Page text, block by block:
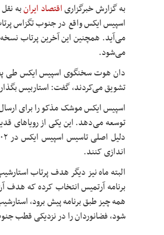
به گزارش خبرگزاریاقتصاد ایرانبه
اسپیس ایکس واقع در جنوب تگزاس
می‌آید. همچنین این آخرین پرتاب
می‌شود.
دان هوت سخنگوی اسپیس ایکس طی
تشویق می‌کردند، گفت: استاربیس
اسپیس ایکس موشک مذکو را برای
توسعه می‌دهد. این یکی از رویاهای
اندازی کنند.
البته ماه نیز دیگر هدف پرتاب
شود، فضانوردان را در نزدیکی قطب